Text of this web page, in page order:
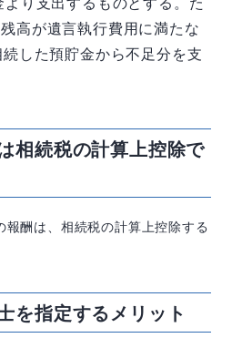
高が遺言執行費用に満たな
した預貯金から不足分を支
相続税の計算上控除で
酬は、相続税の計算上控除する
を指定するメリット